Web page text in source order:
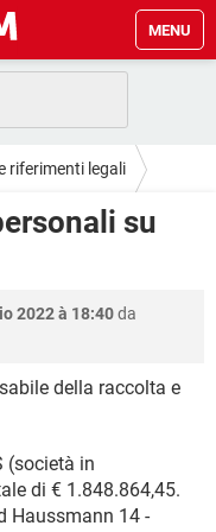
MENU
10
10
10
riferimenti legali
su
2022 à 18:40da
della raccolta e
(società in
di € 1.848.864,45.
Haussmann 14 -